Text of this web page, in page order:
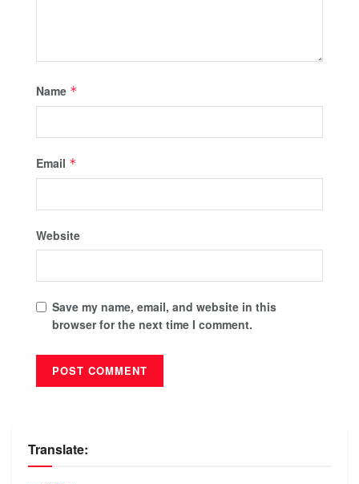
Name *
Email *
Website
Save my name, email, and website in this
browser for the next time I comment.
Translate: